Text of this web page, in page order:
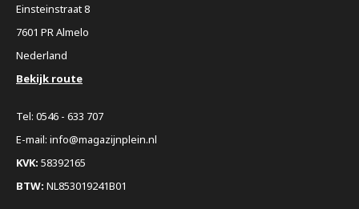
Einsteinstraat 8
7601 PR Almelo
Nederland
Bekijk route
Tel: 0546 - 633 707
E-mail: info@magazijnplein.nl
KVK: 58392165
BTW: NL853019241B01